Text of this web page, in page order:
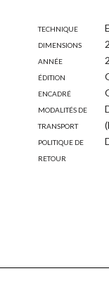
Technique
Dimensions
Année
Édition
Encadré
Modalités de
transport
Politique de
retour